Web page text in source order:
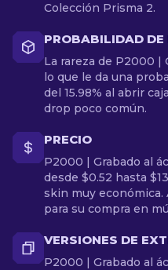
Colección Prisma 2.
PROBABILIDAD DE
La rareza de P2000 |
lo que le da una
del 15.98% al abrir
drop poco común.
PRECIO
P2000 | Grabado al
desde $0.52 hasta
skin muy
para su compra en
VERSIONES DE
P2000 | Grabado al